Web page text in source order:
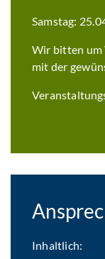
Samstag:
Wir bitten um
mit der
Inhaltlich: